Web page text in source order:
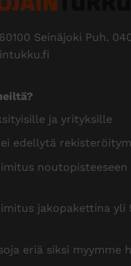
Seinäjoki Puh.
ja yrityksille
edellytä
noutopisteeseen
jakopakettina yli
eriä siksi myymme